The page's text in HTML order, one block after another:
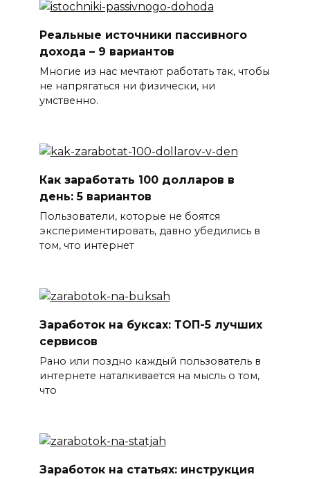
Реальные источники пассивного
дохода – 9 вариантов
Многие из нас мечтают работать так, чтобы
не напрягаться ни физически, ни
умственно.
Как заработать 100 долларов в
день: 5 вариантов
Пользователи, которые не боятся
экспериментировать, давно убедились в
том, что интернет
Заработок на буксах: ТОП-5 лучших
сервисов
Рано или поздно каждый пользователь в
интернете наталкивается на мысль о том,
что
Заработок на статьях: инструкция